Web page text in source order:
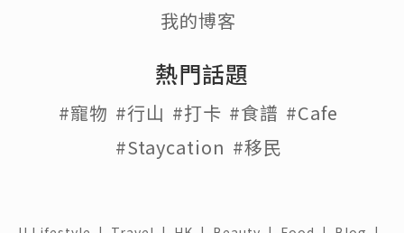
我的博客
熱門話題
#寵物 #行山 #打卡 #食譜 #Cafe
#Staycation #移民